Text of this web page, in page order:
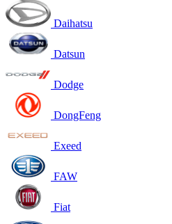
Daihatsu
Datsun
Dodge
DongFeng
Exeed
FAW
Fiat